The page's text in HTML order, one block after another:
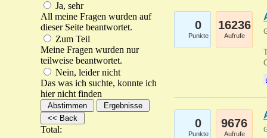
Ja, sehr
All meine Fragen wurden auf
dieser Seite beantwortet.
Zum Teil
Meine Fragen wurden nur
teilweise beantwortet.
Nein, leider nicht
Das was ich suchte, konnte ich
hier nicht finden
Total:
0
Punkte
16236
Aufrufe
0
Punkte
9676
Aufrufe